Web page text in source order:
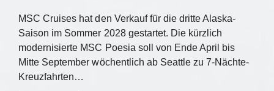
MSC Cruises hat den Verkauf für die dritte Alaska-
Saison im Sommer 2028 gestartet. Die kürzlich
modernisierte MSC Poesia soll von Ende April bis
Mitte September wöchentlich ab Seattle zu 7-Nächte-
Kreuzfahrten…